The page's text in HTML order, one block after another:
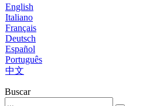
English
Italiano
Français
Deutsch
Español
Português
中文
Buscar